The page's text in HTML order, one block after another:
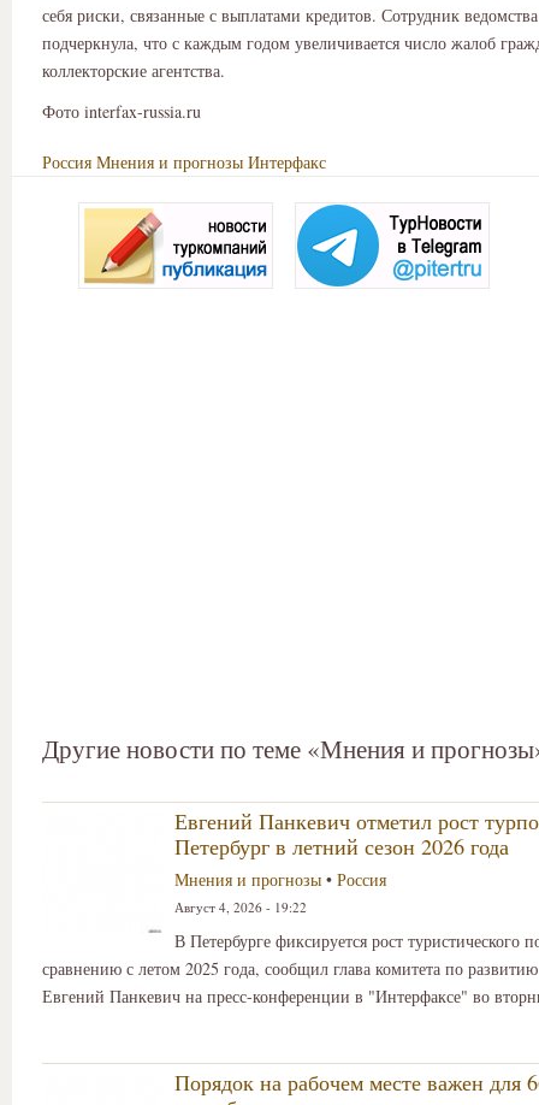
себя риски, связанные с выплатами кредитов. Сотрудник
подчеркнула, что с каждым годом увеличивается число жалоб
коллекторские агентства.
Фото interfax-russia.ru
Россия Мнения и прогнозы Интерфакс
Другие новости по теме «Мнения и
Евгений Панкевич отметил рост
Петербург в летний сезон 2026 года
Мнения и прогнозы • Россия
Август 4, 2026 - 19:22
В Петербурге фиксируется рост туристического
сравнению с летом 2025 года, сообщил глава комитета по
Евгений Панкевич на пресс-конференции в "Интерфаксе" во
Порядок на рабочем месте важен для